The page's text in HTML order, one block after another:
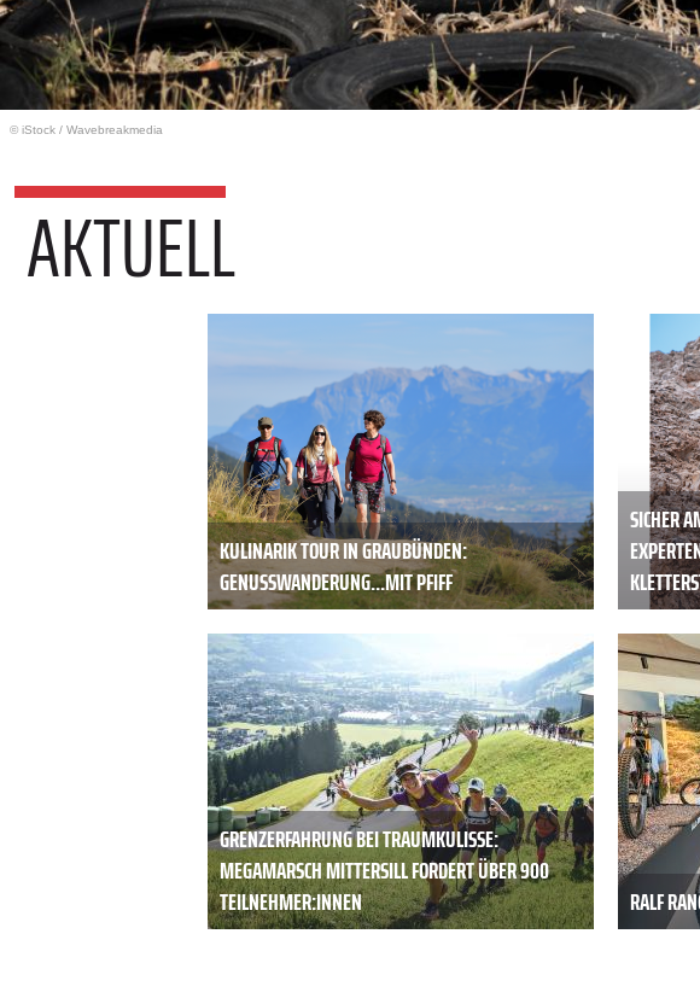
© iStock / Wavebreakmedia
AKTUELL
KULINARIK TOUR IN GRAUBÜNDEN:
GENUSSWANDERUNG...MIT PFIFF
SICHER
GRENZERFAHRUNG BEI TRAUMKULISSE:
MEGAMARSCH MITTERSILL FORDERT ÜBER 900
TEILNEHMER:INNEN
RALF